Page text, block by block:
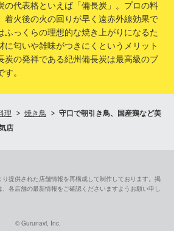
の代表格といえば「備長炭」。プロの料
着火後の火の回りが早く遠赤外線効果で
ふっくらの理想的な焼き上がりになるた
に匂いや雑味がつきにくというメリット
炭の発祥である紀州備長炭は最高級のブ
。
理 焼き鳥
守口で朝引き鳥、国産鶏など美
店
提供された店舗情報を再構成して制作しております。掲
各店舗の最新情報をご確認くださいますようお願い申し
© Gurunavi, Inc.